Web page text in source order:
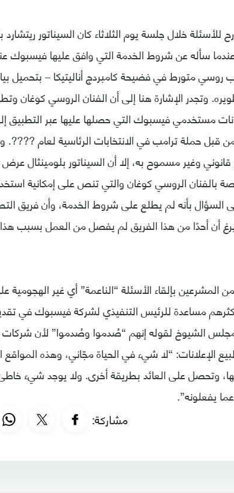
خلال جلسة يوم الثلاثاء كان السيناتور
عندما سأله عن شروط الخدمة التي وافق عليها فيسبوك
روسي متورط في فضيحة كامبردج أناليتيكا – بتحميل
وتجدر الإشارة هنا إلى أن الفنان الروسي كوغان
مستخدمي فيسبوك التي حصلها عليها عبر التطبيق
قبل حملة ترامب في الانتخابات الرئاسية لعام
قانوني وغير مسموح به، إلا أن السيناتور
بالفنان الروسي كوغان والتي تنص على إمكانية
السؤال بأنه لم يطلع على شروط الخدمة، وأن فريق
أن أحدًا من هذا الفريق لم يفصل من العمل بسبب هذا
المشرعين بإلقاء الأسئلة “الناعمة” أي غير الهجومية
مساعدة للرئيس التنفيذي لشركة فيسبوك في
الشيوخ لقوله إنهم “صُدموا وصُدموا” لأن
الإعلانات: “لا شيء في الحياة مجّاني، وهذه
وتحصل على العائد بطريقة أخرى. ولا يوجد شيء
يفعلونه”.
مشاركة: